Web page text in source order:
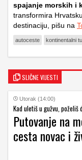
spajanje morskih i
transformira
destinaciju, pišu na
autoceste kontinentalni
SLIČNE VIJESTI
Utorak (14:00)
Kad uletiš u gužvu,
Putovanje na
cesta novac i